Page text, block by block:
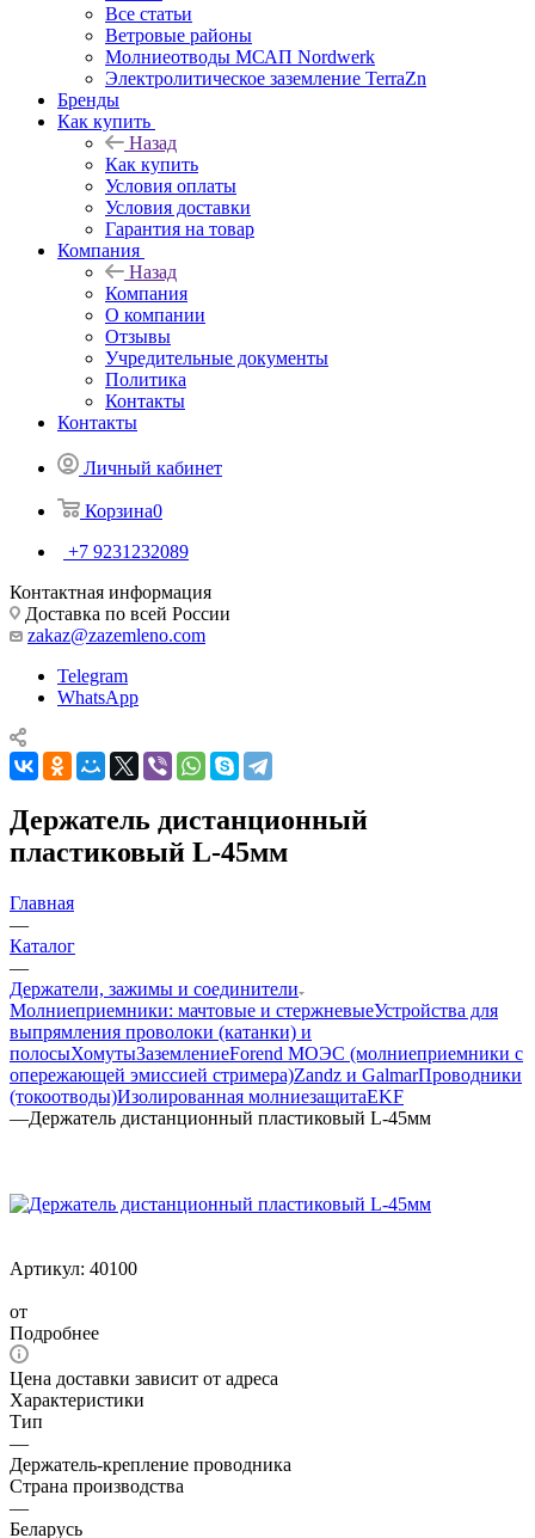
Все статьи
Ветровые районы
Молниеотводы МСАП Nordwerk
Электролитическое заземление TerraZn
Бренды
Как купить
Назад
Как купить
Условия оплаты
Условия доставки
Гарантия на товар
Компания
Назад
Компания
О компании
Отзывы
Учредительные документы
Политика
Контакты
Контакты
Личный кабинет
Корзина0
+7 9231232089
Контактная информация
Доставка по всей России
zakaz@zazemleno.com
Telegram
WhatsApp
Держатель дистанционный
пластиковый L-45мм
Главная
—
Каталог
—
Держатели, зажимы и соединители
Молниеприемники: мачтовые и стержневыеУстройства для
выпрямления проволоки (катанки) и
полосыХомутыЗаземлениеForend МОЭС (молниеприемники с
опережающей эмиссией стримера)Zandz и GalmarПроводники
(токоотводы)Изолированная молниезащитаEKF
—Держатель дистанционный пластиковый L-45мм
Артикул: 40100
от
Подробнее
Цена доставки зависит от адреса
Характеристики
Тип
—
Держатель-крепление проводника
Страна производства
—
Беларусь